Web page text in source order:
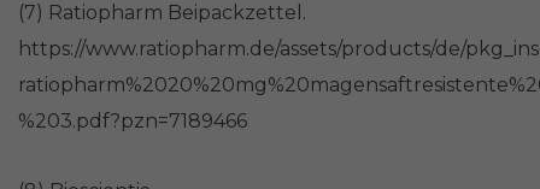
(7) Ratiopharm Beipackzettel.
https://www.ratiopharm.de/assets/products/de/
%203.pdf?pzn=7189466